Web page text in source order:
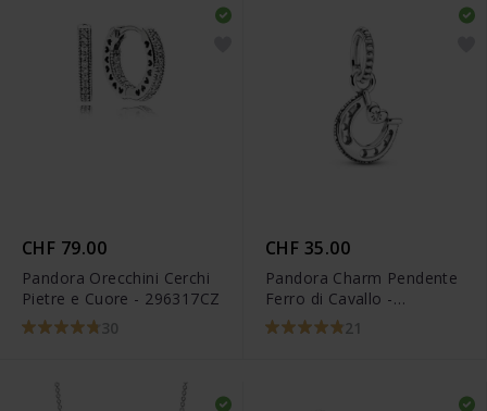
CHF 79.00
Pandora Orecchini Cerchi
Pietre e Cuore - 296317CZ
30
CHF 35.00
Pandora Charm Pendente
Ferro di Cavallo -
799157C0121